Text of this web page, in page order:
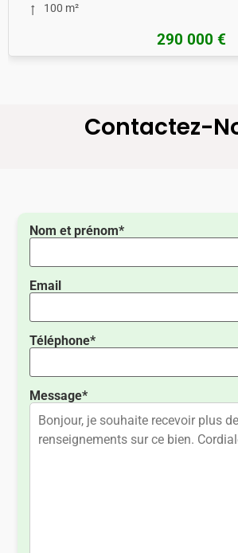
100 m²
290 000 €
Contactez-
Nom et prénom*
Email
Téléphone*
Message*